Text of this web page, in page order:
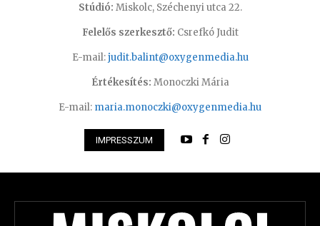
Stúdió: Miskolc, Széchenyi utca 22.
Felelős szerkesztő: Csrefkó Judit
E-mail:judit.balint@oxygenmedia.hu
Értékesítés: Monoczki Mária
E-mail: maria.monoczki@oxygenmedia.hu
IMPRESSZUM